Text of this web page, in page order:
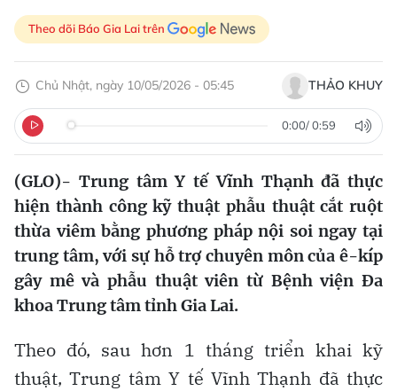
Theo dõi Báo Gia Lai trên
Chủ Nhật, ngày 10/05/2026 - 05:45 THẢO KHUY
0:00/0:59
(GLO)- Trung tâm Y tế Vĩnh Thạnh đã thực
hiện thành công kỹ thuật phẫu thuật cắt ruột
thừa viêm bằng phương pháp nội soi ngay tại
trung tâm, với sự hỗ trợ chuyên môn của ê-kíp
gây mê và phẫu thuật viên từ Bệnh viện Đa
khoa Trung tâm tỉnh Gia Lai.
Theo đó, sau hơn 1 tháng triển khai kỹ
thuật, Trung tâm Y tế Vĩnh Thạnh đã thực